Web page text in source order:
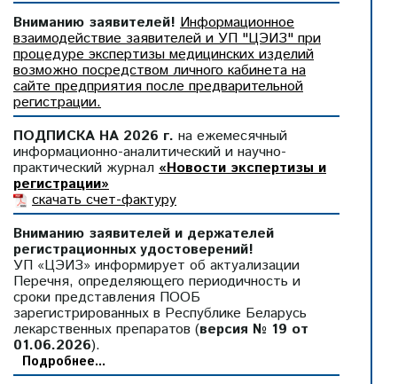
Вниманию заявителей! Информационное
взаимодействие заявителей и УП "ЦЭИЗ" при
процедуре экспертизы медицинских изделий
возможно посредством личного кабинета на
сайте предприятия после предварительной
регистрации.
ПОДПИСКА НА 2026 г. на ежемесячный
информационно-аналитический и научно-
практический журнал «Новости экспертизы и
регистрации»
скачать счет-фактуру
Вниманию заявителей и держателей
регистрационных удостоверений!
УП «ЦЭИЗ» информирует об актуализации
Перечня, определяющего периодичность и
сроки представления ПООБ
зарегистрированных в Республике Беларусь
лекарственных препаратов (версия № 19 от
01.06.2026).
Подробнее...